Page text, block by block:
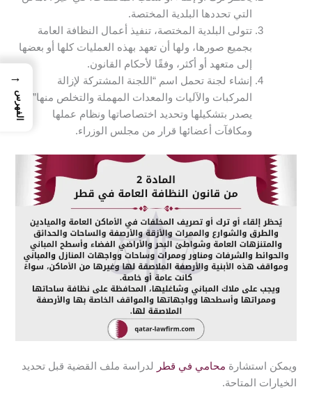
التي تحددها البلدية المختصة.
تتولى البلدية المختصة، تنفيذ أعمال النظافة العامة
بجميع صورها، ولها أن تعهد بهذه العمليات كلها أو بعضها
إلى متعهد أو أكثر، وفقًا لأحكام القانون.
إنشاء لجنة تحمل اسم “اللجنة المشتركة لإزالة
المركبات والآليات والمعدات المهملة والتخلص منها”،
يصدر بتشكيلها وتحديد اختصاصاتها ونظام عملها
ومكافآت أعضائها قرار من مجلس الوزراء.
ويمكن استشارة محامي في قطر
لدراسة ملف القضية قبل تحديد
الخيارات المتاحة.
→
الفهرس